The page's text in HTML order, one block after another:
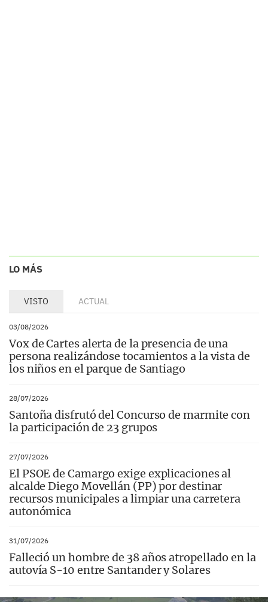
LO MÁS
VISTO ACTUAL
03/08/2026
Vox de Cartes alerta de la presencia de una
persona realizándose tocamientos a la vista de
los niños en el parque de Santiago
28/07/2026
Santoña disfrutó del Concurso de marmite con
la participación de 23 grupos
27/07/2026
El PSOE de Camargo exige explicaciones al
alcalde Diego Movellán (PP) por destinar
recursos municipales a limpiar una carretera
autonómica
31/07/2026
Falleció un hombre de 38 años atropellado en la
autovía S-10 entre Santander y Solares